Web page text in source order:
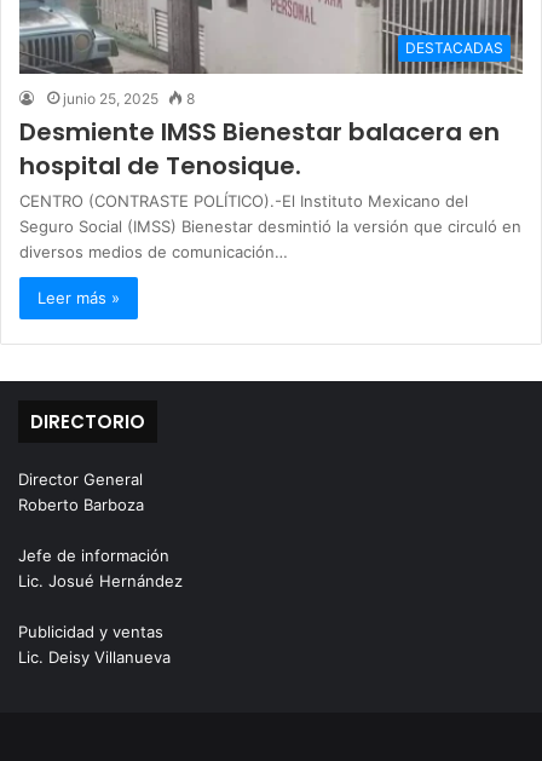
DESTACADAS
junio 25, 2025 8
Desmiente IMSS Bienestar balacera en
hospital de Tenosique.
CENTRO (CONTRASTE POLÍTICO).-El Instituto Mexicano del
Seguro Social (IMSS) Bienestar desmintió la versión que circuló en
diversos medios de comunicación…
Leer más »
DIRECTORIO
Director General
Roberto Barboza
Jefe de información
Lic. Josué Hernández
Publicidad y ventas
Lic. Deisy Villanueva